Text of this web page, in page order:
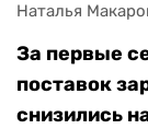
Наталья
За первые
поставок
снизились